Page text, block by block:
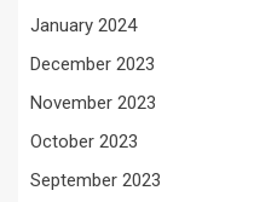
January 2024
December 2023
November 2023
October 2023
September 2023